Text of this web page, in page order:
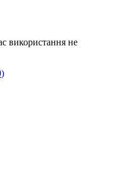
використання не
)